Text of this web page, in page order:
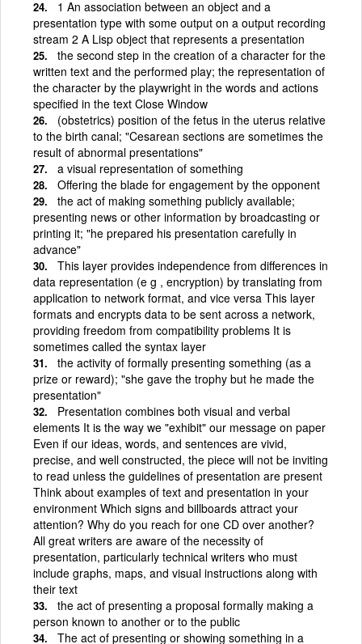
1 An association between an object and a
presentation type with some output on a output recording
stream 2 A Lisp object that represents a presentation
the second step in the creation of a character for the
written text and the performed play; the representation of
the character by the playwright in the words and actions
specified in the text Close Window
(obstetrics) position of the fetus in the uterus relative
to the birth canal; "Cesarean sections are sometimes the
result of abnormal presentations"
a visual representation of something
Offering the blade for engagement by the opponent
the act of making something publicly available;
presenting news or other information by broadcasting or
printing it; "he prepared his presentation carefully in
advance"
This layer provides independence from differences in
data representation (e g , encryption) by translating from
application to network format, and vice versa This layer
formats and encrypts data to be sent across a network,
providing freedom from compatibility problems It is
sometimes called the syntax layer
the activity of formally presenting something (as a
prize or reward); "she gave the trophy but he made the
presentation"
Presentation combines both visual and verbal
elements It is the way we "exhibit" our message on paper
Even if our ideas, words, and sentences are vivid,
precise, and well constructed, the piece will not be inviting
to read unless the guidelines of presentation are present
Think about examples of text and presentation in your
environment Which signs and billboards attract your
attention? Why do you reach for one CD over another?
All great writers are aware of the necessity of
presentation, particularly technical writers who must
include graphs, maps, and visual instructions along with
their text
the act of presenting a proposal formally making a
person known to another or to the public
The act of presenting or showing something in a